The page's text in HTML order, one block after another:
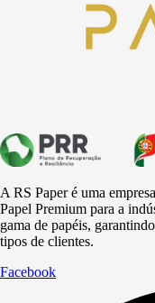
A RS Paper é uma
Papel Premium para a
gama de papéis,
tipos de clientes.
Facebook